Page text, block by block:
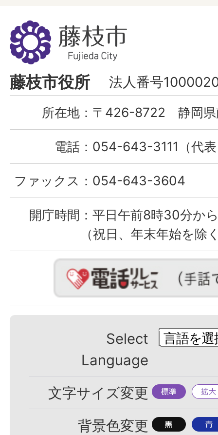
藤
枝
市
Fujieda
City
藤枝市役所 法人番号
所在地： 〒426-8722 静岡県
電話： 054-643-3111（代
ファックス： 054-643-3604
開庁時間： 平日午前8時30分か
（祝日、年末年始を除
Select
Language
文字サイズ変更 標
準
拡
大
背景色変更 背
背